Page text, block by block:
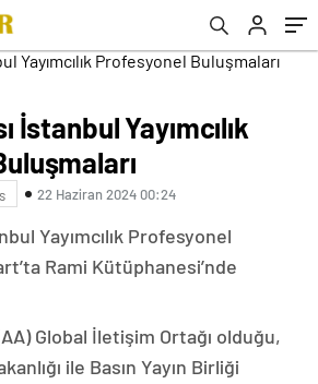
İstanbul Yayımcılık
22 Haziran 2024 00:24
Yayımcılık Profesyonel
Rami Kütüphanesi’nde
Global İletişim Ortağı olduğu,
ile Basın Yayın Birliği